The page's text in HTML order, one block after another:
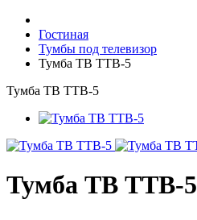
Гостиная
Тумбы под телевизор
Тумба ТВ ТТВ-5
Тумба ТВ ТТВ-5
Тумба ТВ ТТВ-5